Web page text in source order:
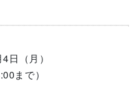
日（月）
まで）